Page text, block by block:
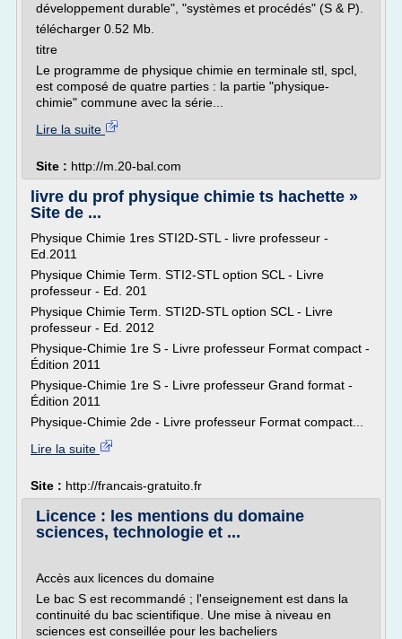
développement durable", "systèmes et procédés" (S & P).
télécharger 0.52 Mb.
titre
Le programme de physique chimie en terminale stl, spcl,
est composé de quatre parties : la partie "physique-
chimie" commune avec la série...
Lire la suite
Site : http://m.20-bal.com
livre du prof physique chimie ts hachette »
Site de ...
Physique Chimie 1res STI2D-STL - livre professeur -
Ed.2011
Physique Chimie Term. STI2-STL option SCL - Livre
professeur - Ed. 201
Physique Chimie Term. STI2D-STL option SCL - Livre
professeur - Ed. 2012
Physique-Chimie 1re S - Livre professeur Format compact -
Édition 2011
Physique-Chimie 1re S - Livre professeur Grand format -
Édition 2011
Physique-Chimie 2de - Livre professeur Format compact...
Lire la suite
Site : http://francais-gratuito.fr
Licence : les mentions du domaine
sciences, technologie et ...
Accès aux licences du domaine
Le bac S est recommandé ; l'enseignement est dans la
continuité du bac scientifique. Une mise à niveau en
sciences est conseillée pour les bacheliers